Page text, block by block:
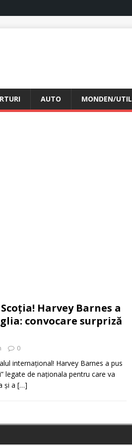
AUTO MONDEN/UTIL
Harvey Barnes a
convocare surpriză
0
internațional! Harvey Barnes a pus
legate de naționala pentru care va
și a […]